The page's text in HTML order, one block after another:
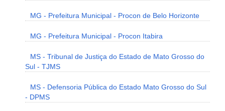
MG - Prefeitura Municipal - Procon de Belo Horizonte
MG - Prefeitura Municipal - Procon Itabira
MS - Tribunal de Justiça do Estado de Mato Grosso do
Sul - TJMS
MS - Defensoria Pública do Estado Mato Grosso do Sul
- DPMS